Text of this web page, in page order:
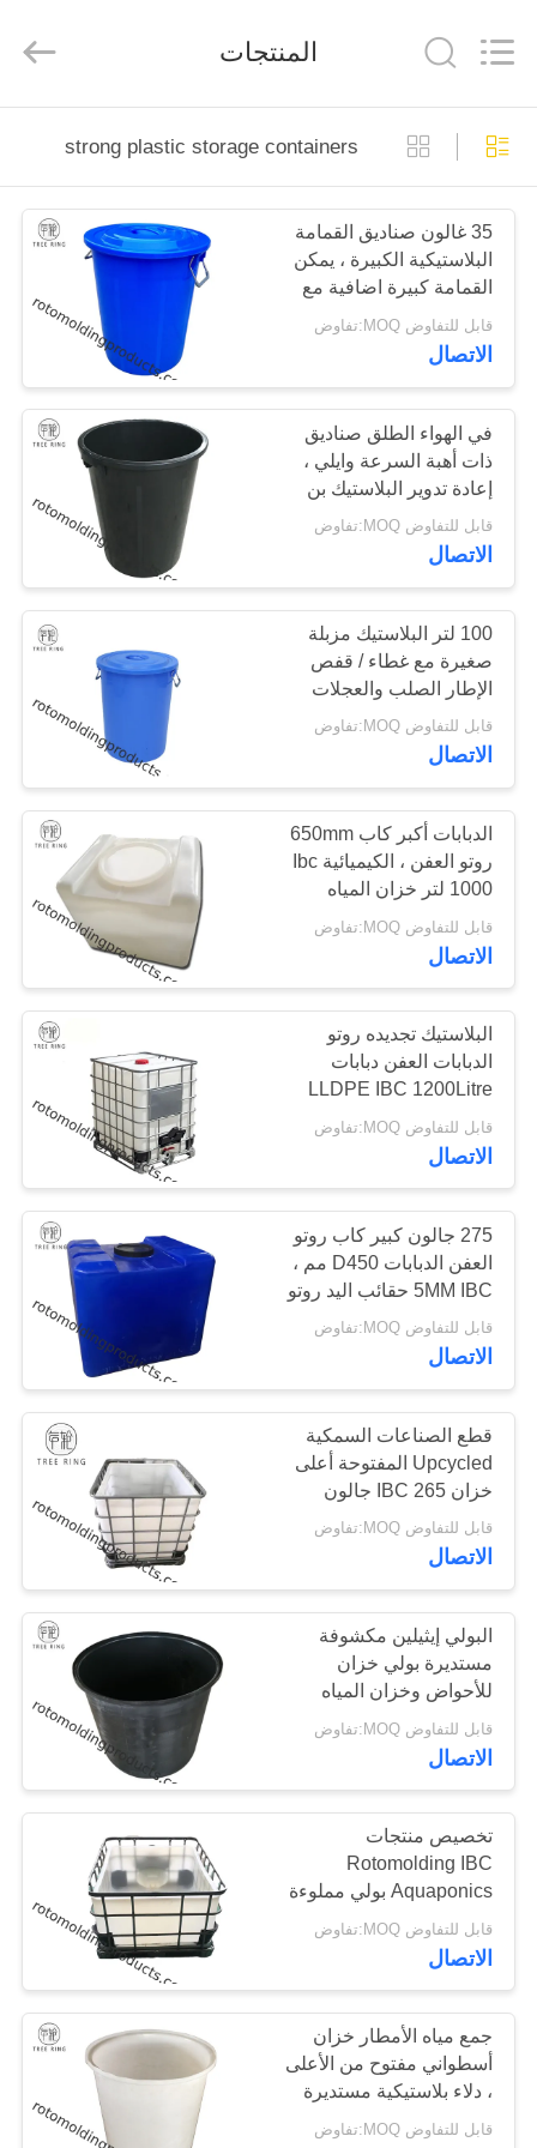
الصفحة
الرئيسية
منتجات
أشرطة
فيديو
معلومات
جولة
في
المعمل
مراقبة
الجودة
اتصل
اطلب
اقتباس
خريطة
الموقع
PRIVACY
POLICY
CO.,
المنتجات
strong plastic storage containers
35 غالون صناديق القمامة
البلاستيكية الكبيرة ، يمكن
القمامة كبيرة اضافية مع
مقابض
قابل للتفاوض MOQ:تفاوض
الاتصال
في الهواء الطلق صناديق
ذات أهبة السرعة وايلي ،
إعادة تدوير البلاستيك بن
100L مع غطاء / اغطية
قابل للتفاوض MOQ:تفاوض
الاتصال
100 لتر البلاستيك مزبلة
صغيرة مع غطاء / قفص
الإطار الصلب والعجلات
الحمراء أو الزرقاء
قابل للتفاوض MOQ:تفاوض
الاتصال
الدبابات أكبر كاب 650mm
روتو العفن ، الكيميائية Ibc
1000 لتر خزان المياه
قابل للتفاوض MOQ:تفاوض
الاتصال
البلاستيك تجديده روتو
الدبابات العفن دبابات
LLDPE IBC 1200Litre
صناعة حسب الطلب
قابل للتفاوض MOQ:تفاوض
الاتصال
275 جالون كبير كاب روتو
العفن الدبابات D450 مم ،
5MM IBC حقائب اليد روتو
العفن خزان المياه في
قفص
قابل للتفاوض MOQ:تفاوض
الاتصال
قطع الصناعات السمكية
Upcycled المفتوحة أعلى
خزان IBC 265 جالون
لإعادة تدويرها
قابل للتفاوض MOQ:تفاوض
الاتصال
البولي إيثيلين مكشوفة
مستديرة بولي خزان
للأحواض وخزان المياه
سعة 500 لتر
قابل للتفاوض MOQ:تفاوض
الاتصال
تخصيص منتجات
Rotomolding IBC
Aquaponics بولي مملوءة
سرير للأنظمة Aquaponic
قابل للتفاوض MOQ:تفاوض
الاتصال
جمع مياه الأمطار خزان
أسطواني مفتوح من الأعلى
، دلاء بلاستيكية مستديرة
M200L
قابل للتفاوض MOQ:تفاوض